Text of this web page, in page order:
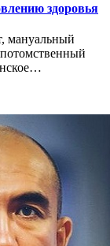
здоровья
мануальный